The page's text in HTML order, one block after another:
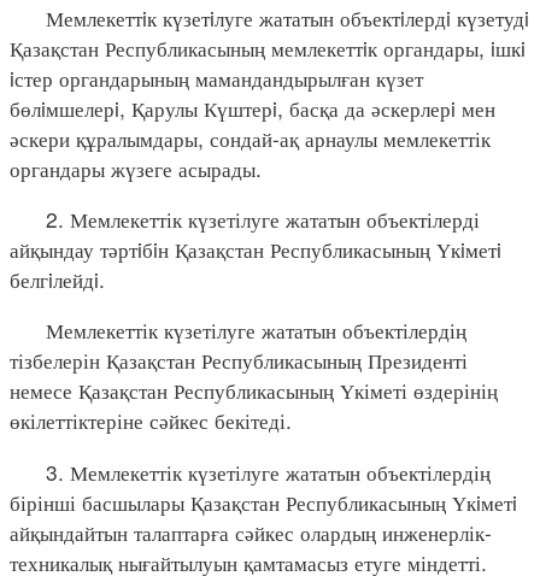
Мемлекеттiк күзетiлуге жататын объектiлердi күзетудi
Қазақстан Республикасының мемлекеттiк органдары, iшкi
iстер органдарының мамандандырылған күзет
бөлiмшелерi, Қарулы Күштерi, басқа да әскерлерi мен
әскери құралымдары, сондай-ақ арнаулы мемлекеттік
органдары жүзеге асырады.
2. Мемлекеттік күзетілуге жататын объектілерді
айқындау тәртiбiн Қазақстан Республикасының Үкiметi
белгiлейдi.
Мемлекеттік күзетілуге жататын объектілердің
тізбелерін Қазақстан Республикасының Президенті
немесе Қазақстан Республикасының Үкіметі өздерінің
өкілеттіктеріне сәйкес бекітеді.
3. Мемлекеттік күзетілуге жататын объектілердің
бірінші басшылары Қазақстан Республикасының Үкiметi
айқындайтын талаптарға сәйкес олардың инженерлік-
техникалық нығайтылуын қамтамасыз етуге міндетті.